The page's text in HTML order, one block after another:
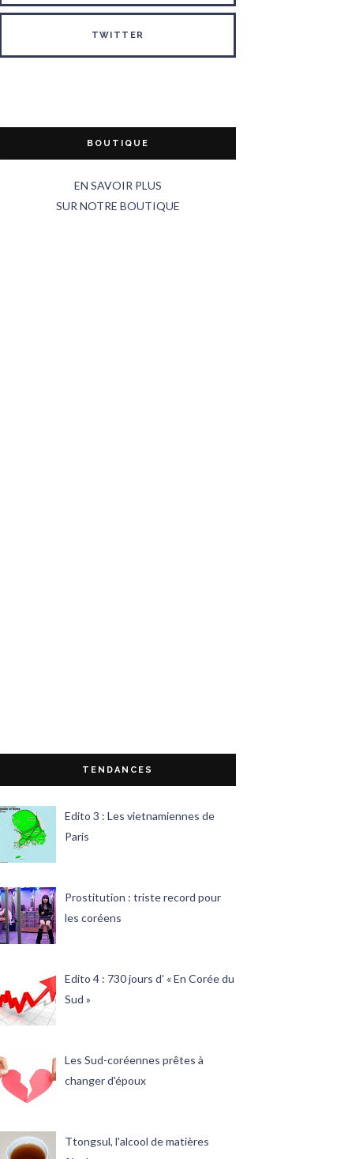
TWITTER
BOUTIQUE
EN SAVOIR PLUS
SUR NOTRE BOUTIQUE
TENDANCES
Edito 3 : Les vietnamiennes de
Paris
Prostitution : triste record pour
les coréens
Edito 4 : 730 jours d’ « En Corée du
Sud »
Les Sud-coréennes prêtes à
changer d'époux
Ttongsul, l'alcool de matières